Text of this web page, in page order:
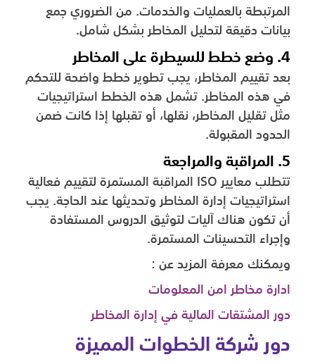
المرتبطة بالعمليات والخدمات. من الضروري جمع
بيانات دقيقة لتحليل المخاطر بشكل شامل.
4. وضع خطط للسيطرة على المخاطر
بعد تقييم المخاطر، يجب تطوير خطط واضحة للتحكم
في هذه المخاطر. تشمل هذه الخطط استراتيجيات
مثل تقليل المخاطر، نقلها، أو تقبلها إذا كانت ضمن
الحدود المقبولة.
5. المراقبة والمراجعة
تتطلب معايير ISO المراقبة المستمرة لتقييم فعالية
استراتيجيات إدارة المخاطر وتحديثها عند الحاجة. يجب
أن تكون هناك آليات لتوثيق الدروس المستفادة
وإجراء التحسينات المستمرة.
ويمكنك معرفة المزيد عن :
ادارة مخاطر امن المعلومات
دور المشتقات المالية في إدارة المخاطر
دور شركة الخطوات المميزة